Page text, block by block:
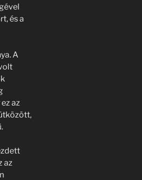
és a
A
az
az